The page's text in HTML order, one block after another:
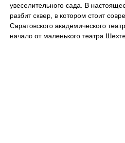
увеселительного сада. В
разбит сквер, в котором стоит
Саратовского академического
начало от маленького театра